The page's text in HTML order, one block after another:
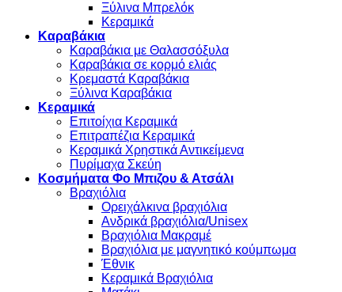
Ξύλινα Μπρελόκ
Κεραμικά
Καραβάκια
Καραβάκια με Θαλασσόξυλα
Καραβάκια σε κορμό ελιάς
Κρεμαστά Καραβάκια
Ξύλινα Καραβάκια
Κεραμικά
Επιτοίχια Κεραμικά
Επιτραπέζια Κεραμικά
Κεραμικά Χρηστικά Αντικείμενα
Πυρίμαχα Σκεύη
Κοσμήματα Φο Μπιζου & Ατσάλι
Βραχιόλια
Oρειχάλκινα βραχιόλια
Ανδρικά βραχιόλια/Unisex
Βραχιόλια Μακραμέ
Βραχιόλια με μαγνητικό κούμπωμα
Έθνικ
Κεραμικά Βραχιόλια